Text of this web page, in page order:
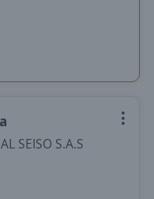
SEISO S.A.S